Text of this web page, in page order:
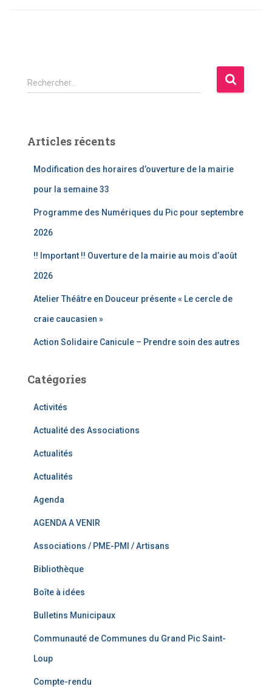
R
e
r
Rechercher…
Articles récents
Modification des horaires d’ouverture de la mairie
pour la semaine 33
Programme des Numériques du Pic pour septembre
2026
!! Important !! Ouverture de la mairie au mois d’août
2026
Atelier Théâtre en Douceur présente « Le cercle de
craie caucasien »
Action Solidaire Canicule – Prendre soin des autres
Catégories
Activités
Actualité des Associations
Actualités
Actualités
Agenda
AGENDA A VENIR
Associations / PME-PMI / Artisans
Bibliothèque
Boîte à idées
Bulletins Municipaux
Communauté de Communes du Grand Pic Saint-
Loup
Compte-rendu